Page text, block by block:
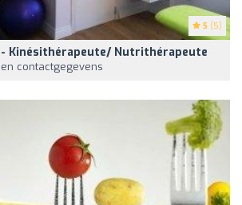
5 (5)
- Kinésithérapeute/ Nutrithérapeute
contactgegevens